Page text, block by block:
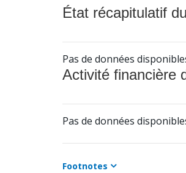
État récapitulatif
Pas de données
Activité financière
Pas de données
Footnotes